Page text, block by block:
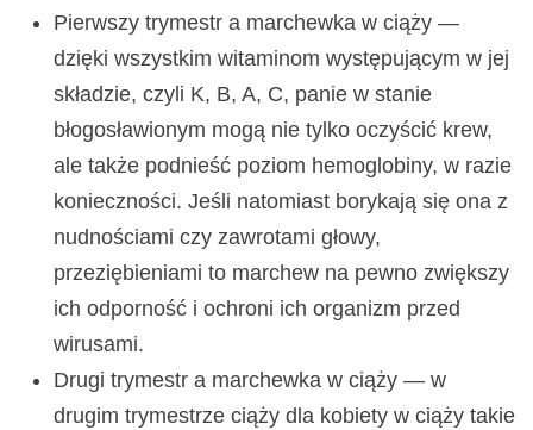
Pierwszy trymestr a marchewka w ciąży —
dzięki wszystkim witaminom występującym w jej
składzie, czyli K, B, A, C, panie w stanie
błogosławionym mogą nie tylko oczyścić krew,
ale także podnieść poziom hemoglobiny, w razie
konieczności. Jeśli natomiast borykają się ona z
nudnościami czy zawrotami głowy,
przeziębieniami to marchew na pewno zwiększy
ich odporność i ochroni ich organizm przed
wirusami.
Drugi trymestr a marchewka w ciąży — w
drugim trymestrze ciąży dla kobiety w ciąży takie